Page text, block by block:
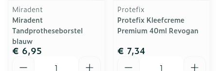
Miradent
Miradent
Tandprotheseborstel
blauw
€ 6,95
Protefix
Protefix Kleefcreme
Premium 40ml Revogan
€ 7,34